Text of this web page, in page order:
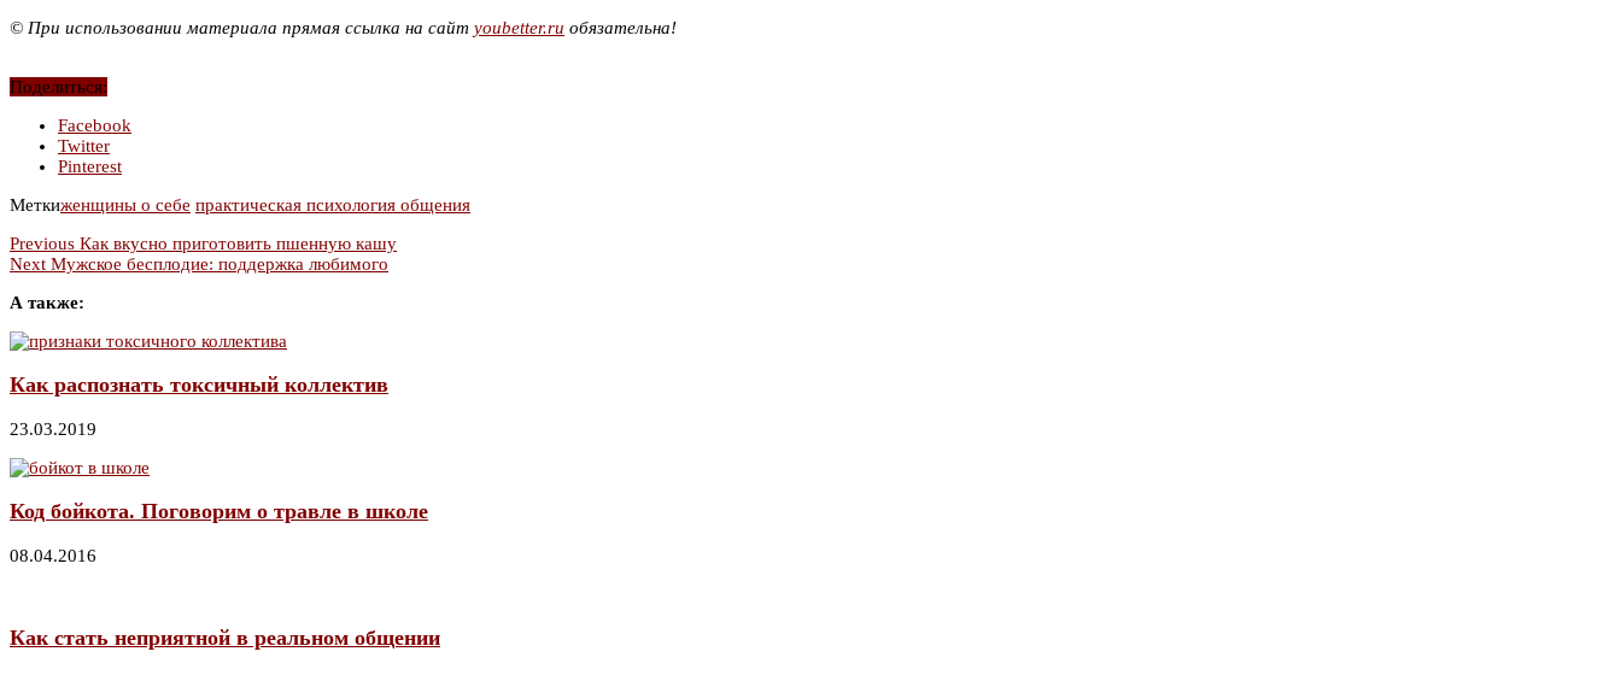
© При использовании материала прямая ссылка на сайт youbetter.ru обязательна!
Поделиться:
Facebook
Twitter
Pinterest
Меткиженщины о себе практическая психология общения
Previous Как вкусно приготовить пшенную кашу
Next Мужское бесплодие: поддержка любимого
А также:
Как распознать токсичный коллектив
23.03.2019
Код бойкота. Поговорим о травле в школе
08.04.2016
Как стать неприятной в реальном общении